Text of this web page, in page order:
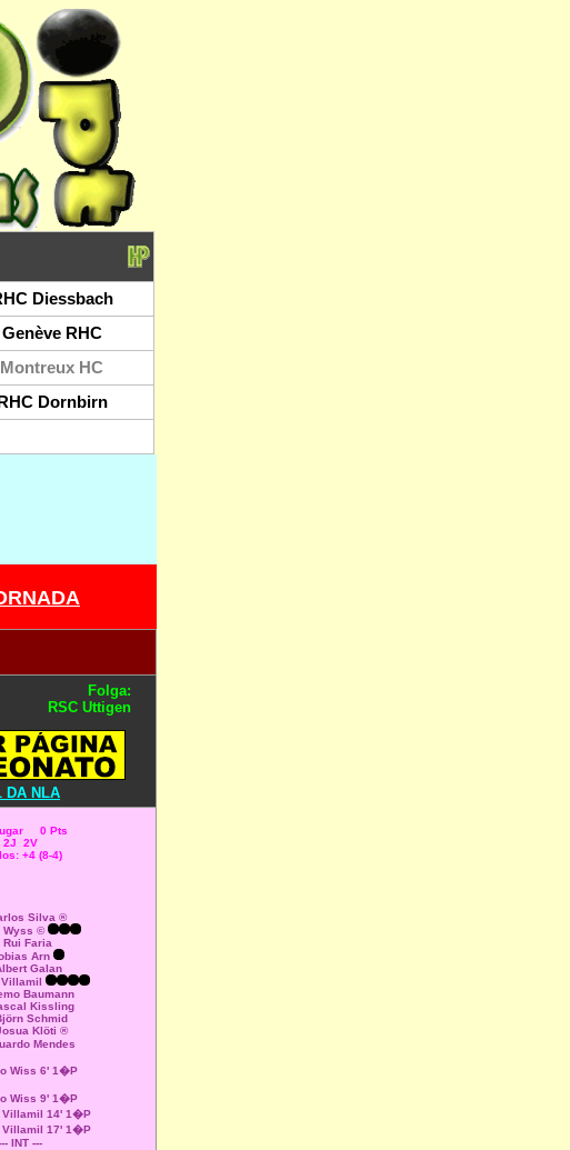
Diessbach
Genève RHC
Montreux HC
RHC Dornbirn
Folga:
RSC Uttigen
DA NLA
0 Pts
2J 2V
+4 (8-4)
Silva ®
Wyss ©
Rui Faria
Arn
Galan
Baumann
Kissling
Schmid
Klöti ®
Mendes
Wiss 6' 1�P
Wiss 9' 1�P
Villamil 14' 1�P
Villamil 17' 1�P
INT ---